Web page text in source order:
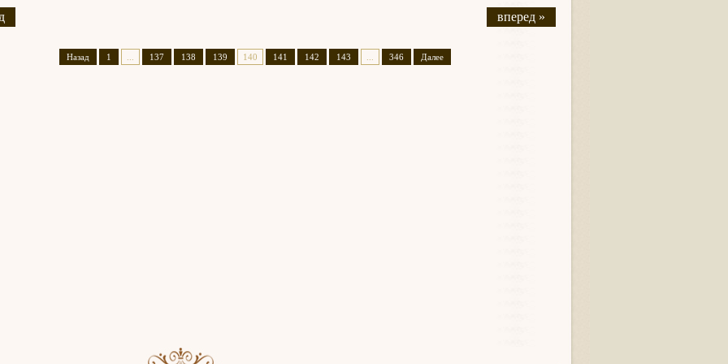
вперед »
Назад 1 137 138 139 140 141 142 143 346 Далее